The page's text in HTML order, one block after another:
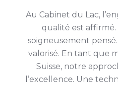
Au Cabinet du Lac,
qualité est affirmé.
soigneusement
valorisé. En tant que
Suisse, notre
l’excellence. Une